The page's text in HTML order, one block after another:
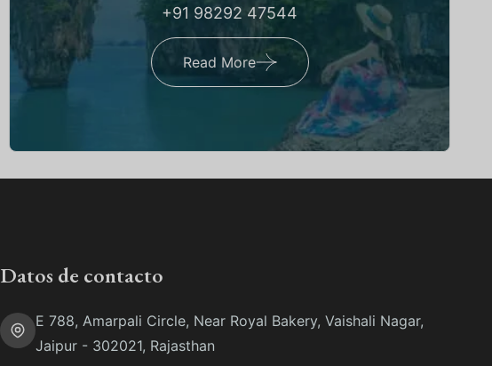
+91 98292 47544
Read More
Datos de contacto
E 788, Amarpali Circle, Near Royal Bakery, Vaishali Nagar,
Jaipur - 302021, Rajasthan